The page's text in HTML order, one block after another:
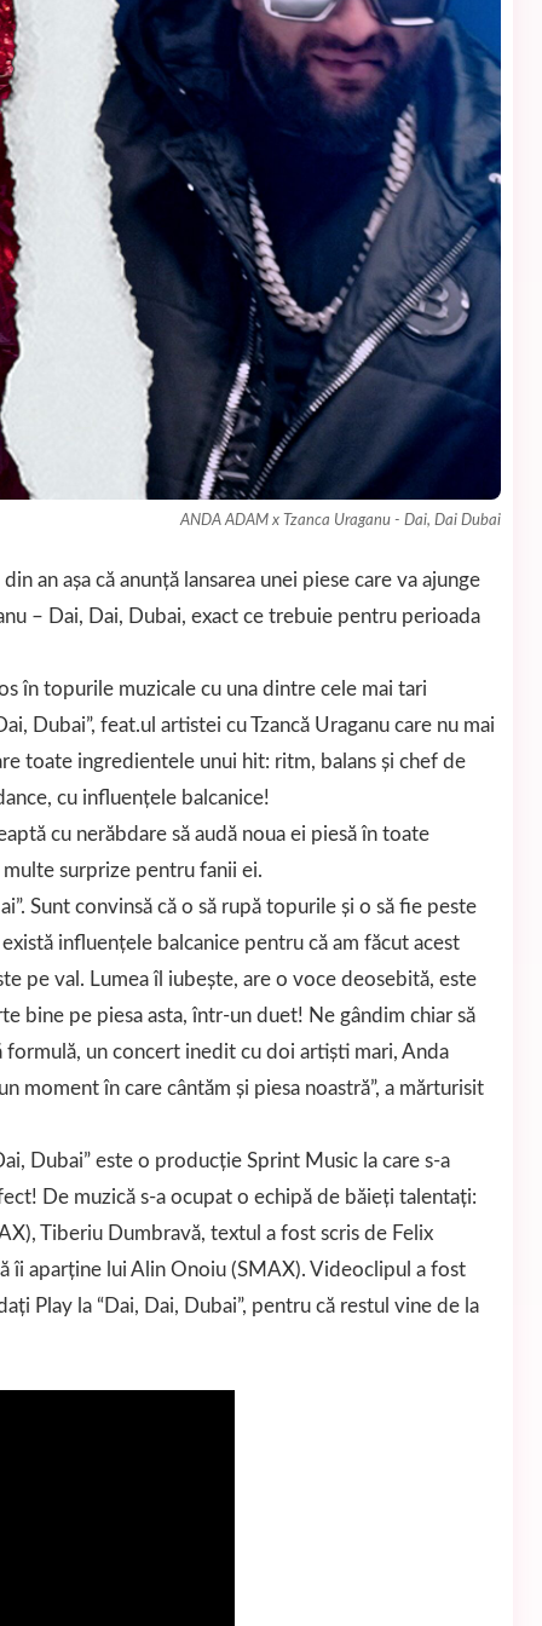
ANDA ADAM x Tzanca Uraganu - Dai, Dai Dubai
an așa că anunță lansarea unei piese care va ajunge
– Dai, Dai, Dubai, exact ce trebuie pentru perioada
în topurile muzicale cu una dintre cele mai tari
Dubai”, feat.ul artistei cu Tzancă Uraganu care nu mai
toate ingredientele unui hit: ritm, balans și chef de
cu influențele balcanice!
cu nerăbdare să audă noua ei piesă în toate
surprize pentru fanii ei.
Sunt convinsă că o să rupă topurile și o să fie peste
influențele balcanice pentru că am făcut acest
pe val. Lumea îl iubește, are o voce deosebită, este
bine pe piesa asta, într-un duet! Ne gândim chiar să
formulă, un concert inedit cu doi artiști mari, Anda
moment în care cântăm și piesa noastră”, a mărturisit
Dubai” este o producție Sprint Music la care s-a
De muzică s-a ocupat o echipă de băieți talentați:
Tiberiu Dumbravă, textul a fost scris de Felix
îi aparține lui Alin Onoiu (SMAX). Videoclipul a fost
Play la “Dai, Dai, Dubai”, pentru că restul vine de la